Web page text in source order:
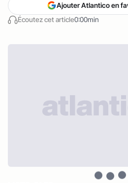
Écoutez cet article0:00min
Ajouter Atlantico en